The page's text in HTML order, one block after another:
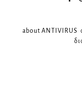
about ANTIVIRUS